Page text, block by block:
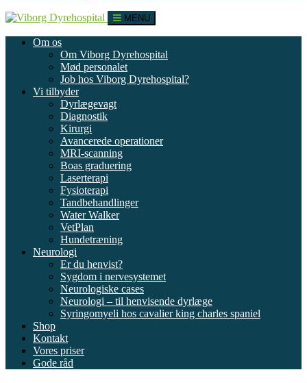
MENU
Om os
Om Viborg Dyrehospital
Mød personalet
Job hos Viborg Dyrehospital?
Vi tilbyder
Dyrlægevagt
Diagnostik
Kirurgi
Avancerede operationer
MRI-scanning
Boas graduering
Laserterapi
Fysioterapi
Tandbehandlinger
Water Walker
VetPlan
Hundetræning
Neurologi
Er du henvist?
Sygdom i nervesystemet
Neurologiske cases
Neurologi – til henvisende dyrlæge
Syringomyeli hos cavalier king charles spaniel
Shop
Kontakt
Vores priser
Gode råd